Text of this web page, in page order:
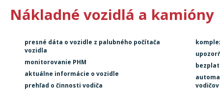
Nákladné vozidlá a kamióny
presné dáta o vozidle z palubného počítača
vozidla
monitorovanie PHM
aktuálne informácie o vozidle
prehľad o činnosti vodiča
vodičov